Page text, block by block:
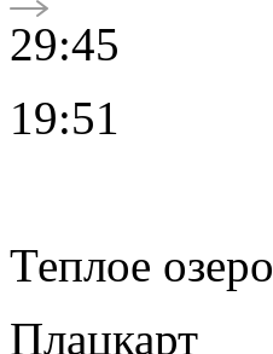
29:45
19:51
Теплое озеро
Плацкарт